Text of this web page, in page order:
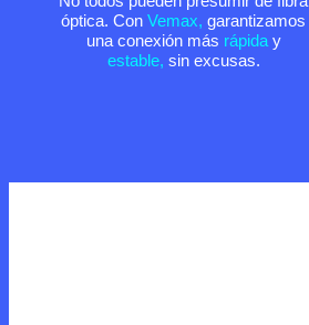
óptica. ConVemax, garantizamos
una conexión más rápiday
estable, sin excusas.